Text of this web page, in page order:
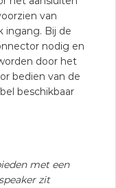
van
ingang. Bij de
nodig en
door het
bedien van de
beschikbaar
met een
zit